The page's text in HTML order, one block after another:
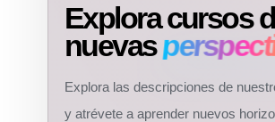
Explora cursos
nuevas
Explora las descripciones de
y atrévete a aprender nuevos